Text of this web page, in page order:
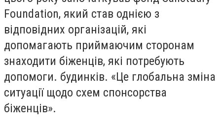
Foundation, який став однією з
відповідних організацій, які
допомагають приймаючим сторонам
знаходити біженців, які потребують
допомоги. будинків. «Це глобальна зміна
ситуації щодо схем спонсорства
біженців».